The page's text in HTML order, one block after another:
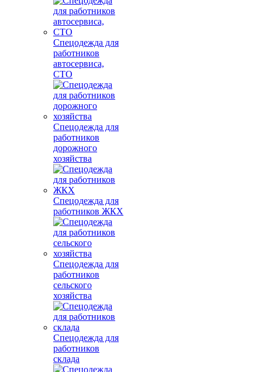
Спецодежда для
работников
автосервиса,
СТО
Спецодежда для
работников
дорожного
хозяйства
Спецодежда для
работников ЖКХ
Спецодежда для
работников
сельского
хозяйства
Спецодежда для
работников
склада